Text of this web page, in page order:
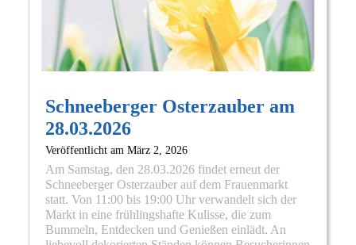
Schneeberger Osterzauber am
28.03.2026
Veröffentlicht am März 2, 2026
Am Samstag, den 28.03.2026 findet erneut der
Schneeberger Osterzauber auf dem Frauenmarkt
statt. Von 11:00 bis 19:00 Uhr verwandelt sich der
Markt in eine frühlingshafte Kulisse, die zum
Bummeln, Entdecken und Genießen einlädt. An